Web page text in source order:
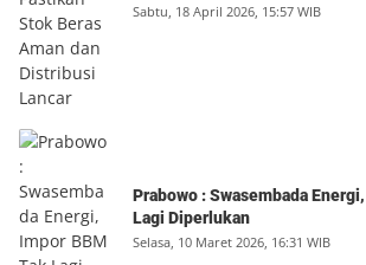
Sabtu, 18 April 2026, 15:57 WIB
Prabowo : Swasembada
Lagi Diperlukan
Selasa, 10 Maret 2026, 16:31 WIB